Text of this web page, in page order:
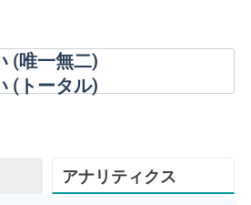
(唯一無二)
(トータル)
アナリティクス